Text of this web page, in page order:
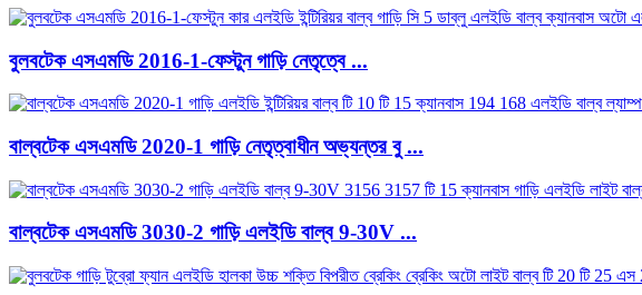
বুলবটেক এসএমডি 2016-1-ফেস্টুন গাড়ি নেতৃত্বে ...
বাল্বটেক এসএমডি 2020-1 গাড়ি নেতৃত্বাধীন অভ্যন্তর বু ...
বাল্বটেক এসএমডি 3030-2 গাড়ি এলইডি বাল্ব 9-30V ...